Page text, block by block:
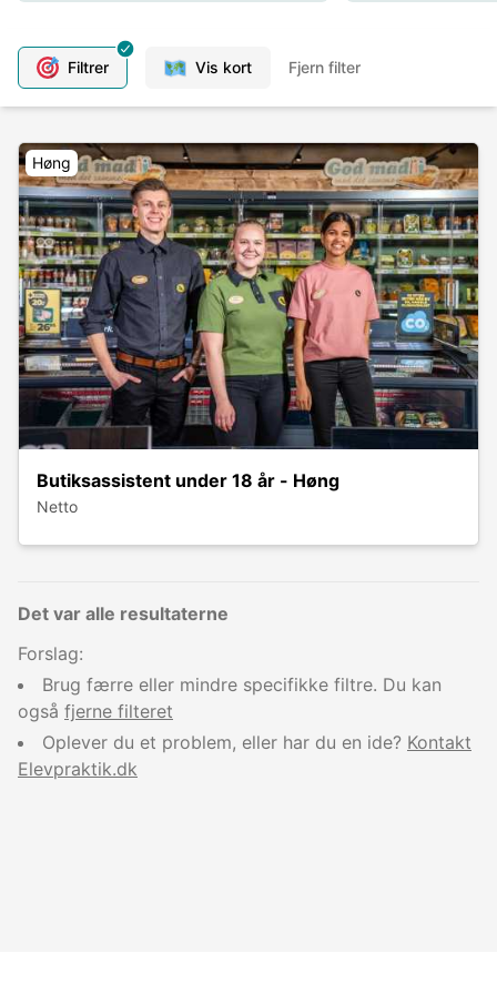
Filtrer Vis kort Fjern filter
Høng
Butiksassistent under 18 år - Høng
Netto
Det var alle resultaterne
Forslag:
Brug færre eller mindre specifikke filtre. Du kan
også fjerne filteret
Oplever du et problem, eller har du en ide? Kontakt
Elevpraktik.dk